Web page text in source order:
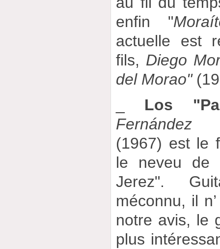
enfin "
actuelle est
fils, Diego
del Morao"
Los
Fernández
(1967) est le
le neveu de
Jerez".
méconnu, il
notre avis, le
plus